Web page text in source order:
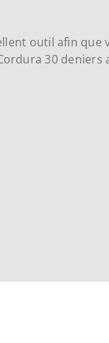
outil afin
30 deniers